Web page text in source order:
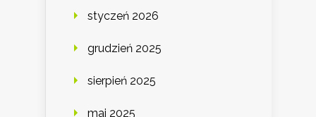
styczeń 2026
grudzień 2025
sierpień 2025
maj 2025